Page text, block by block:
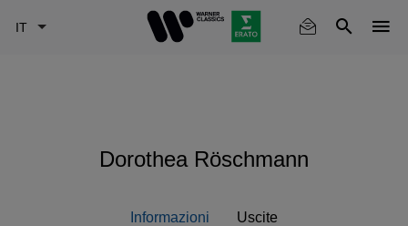
Dorothea Röschmann
Informazioni Uscite